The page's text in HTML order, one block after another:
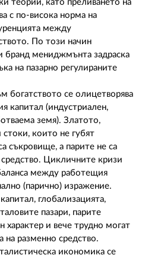
теории, като преливането на
с по-висока норма на
между
По този начин
бранд мениджмънта задраска
на пазарно регулираните
богатството се олицетворява
капитал (индустриален,
земя). Златото,
които не губят
съкровище, а парите не са
Цикличните кризи
между работещия
(парично) изражение.
глобализацията,
пазари, парите
характер и вече трудно могат
на разменно средство.
икономика се